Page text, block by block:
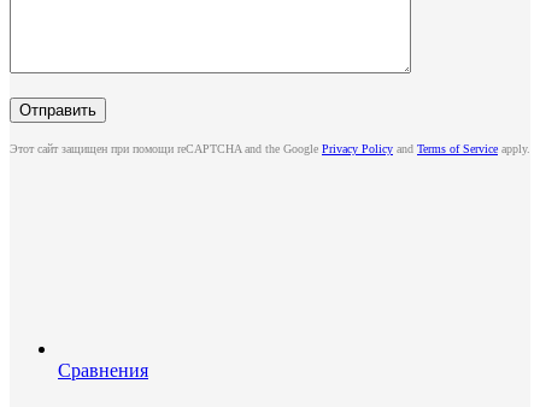
Этот сайт защищен при помощи reCAPTCHA and the Google Privacy Policy and Terms of Service apply.
Сравнения